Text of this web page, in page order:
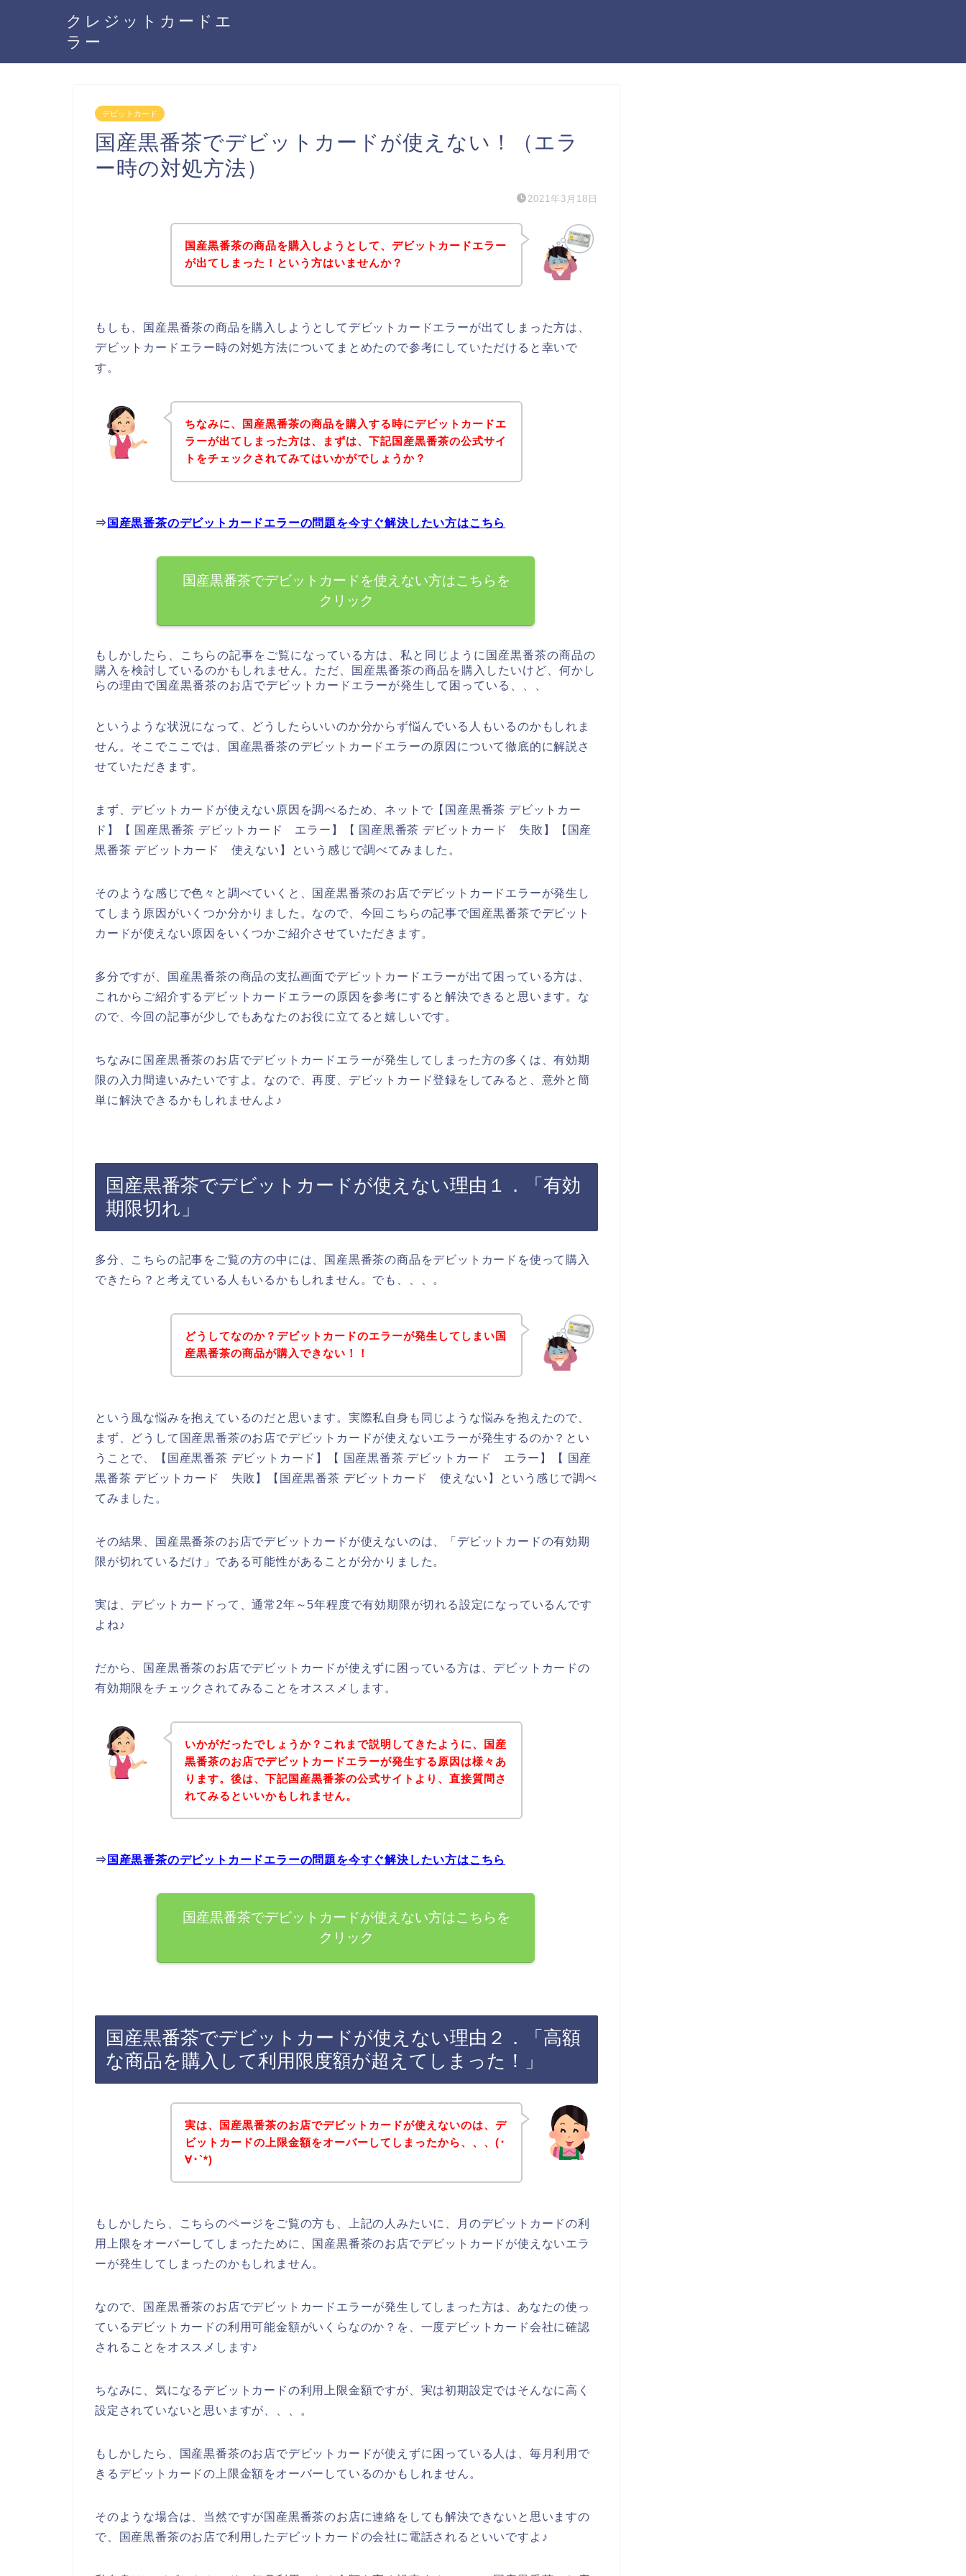
クレジットカードエ
ラー
デビットカード
国産黒番茶でデビットカードが使えない！（エラ
ー時の対処方法）
2021年3月18日
国産黒番茶の商品を購入しようとして、デビットカードエラー
が出てしまった！という方はいませんか？
もしも、国産黒番茶の商品を購入しようとしてデビットカードエラーが出てしまった方は、
デビットカードエラー時の対処方法についてまとめたので参考にしていただけると幸いで
す。
ちなみに、国産黒番茶の商品を購入する時にデビットカードエ
ラーが出てしまった方は、まずは、下記国産黒番茶の公式サイ
トをチェックされてみてはいかがでしょうか？
⇒ 国産黒番茶のデビットカードエラーの問題を今すぐ解決したい方はこちら
国産黒番茶でデビットカードを使えない方はこちらを
クリック
もしかしたら、こちらの記事をご覧になっている方は、私と同じように国産黒番茶の商品の
購入を検討しているのかもしれません。ただ、国産黒番茶の商品を購入したいけど、何かし
らの理由で国産黒番茶のお店でデビットカードエラーが発生して困っている、、、
というような状況になって、どうしたらいいのか分からず悩んでいる人もいるのかもしれま
せん。そこでここでは、国産黒番茶のデビットカードエラーの原因について徹底的に解説さ
せていただきます。
まず、デビットカードが使えない原因を調べるため、ネットで【国産黒番茶 デビットカー
ド】【 国産黒番茶 デビットカード エラー】【 国産黒番茶 デビットカード 失敗】【国産
黒番茶 デビットカード 使えない】という感じで調べてみました。
そのような感じで色々と調べていくと、国産黒番茶のお店でデビットカードエラーが発生し
てしまう原因がいくつか分かりました。なので、今回こちらの記事で国産黒番茶でデビット
カードが使えない原因をいくつかご紹介させていただきます。
多分ですが、国産黒番茶の商品の支払画面でデビットカードエラーが出て困っている方は、
これからご紹介するデビットカードエラーの原因を参考にすると解決できると思います。な
ので、今回の記事が少しでもあなたのお役に立てると嬉しいです。
ちなみに国産黒番茶のお店でデビットカードエラーが発生してしまった方の多くは、有効期
限の入力間違いみたいですよ。なので、再度、デビットカード登録をしてみると、意外と簡
単に解決できるかもしれませんよ♪
国産黒番茶でデビットカードが使えない理由１．「有効
期限切れ」
多分、こちらの記事をご覧の方の中には、国産黒番茶の商品をデビットカードを使って購入
できたら？と考えている人もいるかもしれません。でも、、、。
どうしてなのか？デビットカードのエラーが発生してしまい国
産黒番茶の商品が購入できない！！
という風な悩みを抱えているのだと思います。実際私自身も同じような悩みを抱えたので、
まず、どうして国産黒番茶のお店でデビットカードが使えないエラーが発生するのか？とい
うことで、【国産黒番茶 デビットカード】【 国産黒番茶 デビットカード エラー】【 国産
黒番茶 デビットカード 失敗】【国産黒番茶 デビットカード 使えない】という感じで調べ
てみました。
その結果、国産黒番茶のお店でデビットカードが使えないのは、「デビットカードの有効期
限が切れているだけ」である可能性があることが分かりました。
実は、デビットカードって、通常2年～5年程度で有効期限が切れる設定になっているんです
よね♪
だから、国産黒番茶のお店でデビットカードが使えずに困っている方は、デビットカードの
有効期限をチェックされてみることをオススメします。
いかがだったでしょうか？これまで説明してきたように、国産
黒番茶のお店でデビットカードエラーが発生する原因は様々あ
ります。後は、下記国産黒番茶の公式サイトより、直接質問さ
れてみるといいかもしれません。
⇒ 国産黒番茶のデビットカードエラーの問題を今すぐ解決したい方はこちら
国産黒番茶でデビットカードが使えない方はこちらを
クリック
国産黒番茶でデビットカードが使えない理由２．「高額
な商品を購入して利用限度額が超えてしまった！」
実は、国産黒番茶のお店でデビットカードが使えないのは、デ
ビットカードの上限金額をオーバーしてしまったから、、、(･
∀･`*)
もしかしたら、こちらのページをご覧の方も、上記の人みたいに、月のデビットカードの利
用上限をオーバーしてしまったために、国産黒番茶のお店でデビットカードが使えないエラ
ーが発生してしまったのかもしれません。
なので、国産黒番茶のお店でデビットカードエラーが発生してしまった方は、あなたの使っ
ているデビットカードの利用可能金額がいくらなのか？を、一度デビットカード会社に確認
されることをオススメします♪
ちなみに、気になるデビットカードの利用上限金額ですが、実は初期設定ではそんなに高く
設定されていないと思いますが、、、。
もしかしたら、国産黒番茶のお店でデビットカードが使えずに困っている人は、毎月利用で
きるデビットカードの上限金額をオーバーしているのかもしれません。
そのような場合は、当然ですが国産黒番茶のお店に連絡をしても解決できないと思いますの
で、国産黒番茶のお店で利用したデビットカードの会社に電話されるといいですよ♪